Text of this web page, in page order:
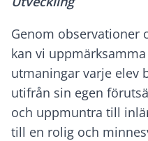
Genom observationer
kan vi
utmaningar varje elev
utifrån sin egen
och uppmuntra till
till en rolig och